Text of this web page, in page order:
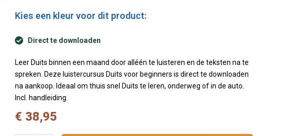
Kies een kleur voor dit product:
Direct te downloaden
Leer Duits binnen een maand door alléén te luisteren en de teksten na te
spreken. Deze luistercursus Duits voor beginners is direct te downloaden
na aankoop. Ideaal om thuis snel Duits te leren, onderweg of in de auto.
Incl. handleiding.
€ 38,95